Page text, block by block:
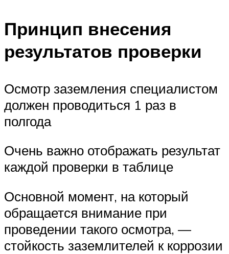
Принцип внесения
результатов проверки
Осмотр заземления специалистом
должен проводиться 1 раз в
полгода
Очень важно отображать результат
каждой проверки в таблице
Основной момент, на который
обращается внимание при
проведении такого осмотра, —
стойкость заземлителей к коррозии